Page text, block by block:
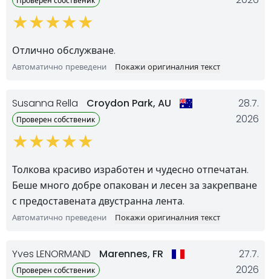
Отлично обслужване.
Автоматично преведени Покажи оригиналния текст
Susanna Rella Croydon Park, AU
Проверен собственик
28.7.
2026
Толкова красиво изработен и чудесно отпечатан.
Беше много добре опакован и лесен за закрепване
с предоставената двустранна лента.
Автоматично преведени Покажи оригиналния текст
Yves LENORMAND Marennes, FR
Проверен собственик
27.7.
2026